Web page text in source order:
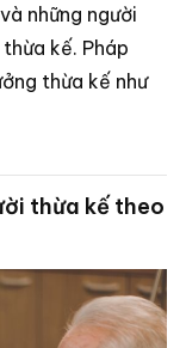
những người
Pháp
thừa kế như
thừa kế theo